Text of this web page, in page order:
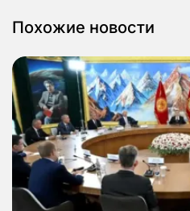
Похожие новости